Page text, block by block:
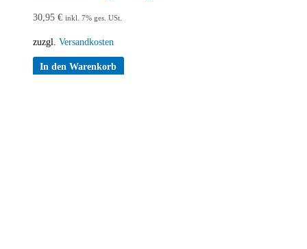
30,95 € inkl. 7% ges. USt.
zuzgl. Versandkosten
In den Warenkorb